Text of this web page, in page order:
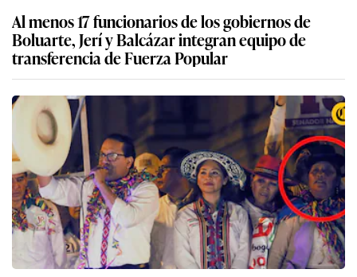
Al menos 17 funcionarios de los gobiernos de
Boluarte, Jerí y Balcázar integran equipo de
transferencia de Fuerza Popular